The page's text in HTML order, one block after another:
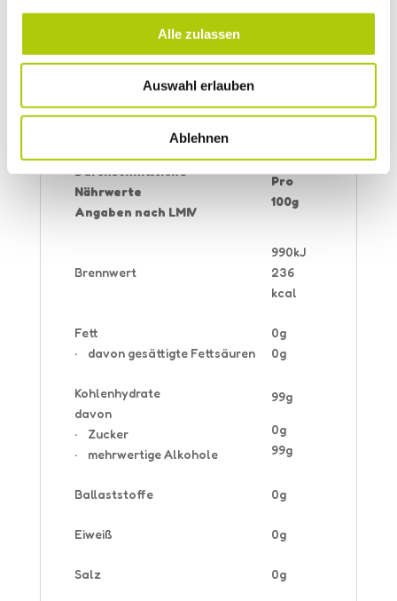
Alle zulassen
Auswahl erlauben
Ablehnen
40% weniger Kalorien als Haushaltszucker.
wirken. Für Tiere (speziell Hunde) ist
Birkenzucker nicht geeignet.
Zutaten: mit Süßungsmittel Xylit,
Durchschnittliche
Nährwerte
Angaben nach LMIV
Pro
100g
Brennwert
990kJ
236
kcal
Fett
· davon gesättigte Fettsäuren
0g
0g
Kohlenhydrate
davon
· Zucker
· mehrwertige Alkohole
99g
0g
99g
Ballaststoffe 0g
Eiweiß 0g
Salz 0g